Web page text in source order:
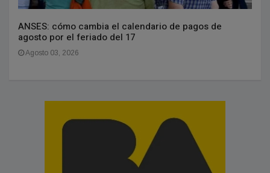
ANSES: cómo cambia el calendario de pagos de
agosto por el feriado del 17
Agosto 03, 2026